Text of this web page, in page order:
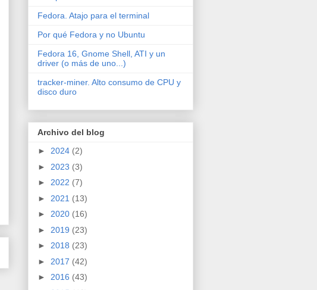
Fedora. Atajo para el terminal
Por qué Fedora y no Ubuntu
Fedora 16, Gnome Shell, ATI y un
driver (o más de uno...)
tracker-miner. Alto consumo de CPU y
disco duro
Archivo del blog
► 2024 (2)
► 2023 (3)
► 2022 (7)
► 2021 (13)
► 2020 (16)
► 2019 (23)
► 2018 (23)
► 2017 (42)
► 2016 (43)